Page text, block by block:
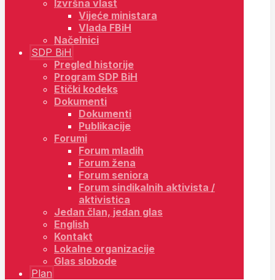
Izvršna vlast
Vijeće ministara
Vlada FBiH
Načelnici
SDP BiH
Pregled historije
Program SDP BiH
Etički kodeks
Dokumenti
Dokumenti
Publikacije
Forumi
Forum mladih
Forum žena
Forum seniora
Forum sindikalnih aktivista /
aktivistica
Jedan član, jedan glas
English
Kontakt
Lokalne organizacije
Glas slobode
Plan